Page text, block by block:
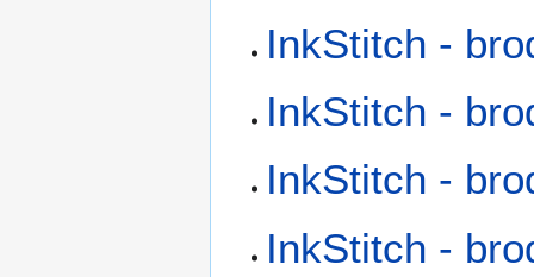
InkStitch -
InkStitch -
InkStitch -
InkStitch -